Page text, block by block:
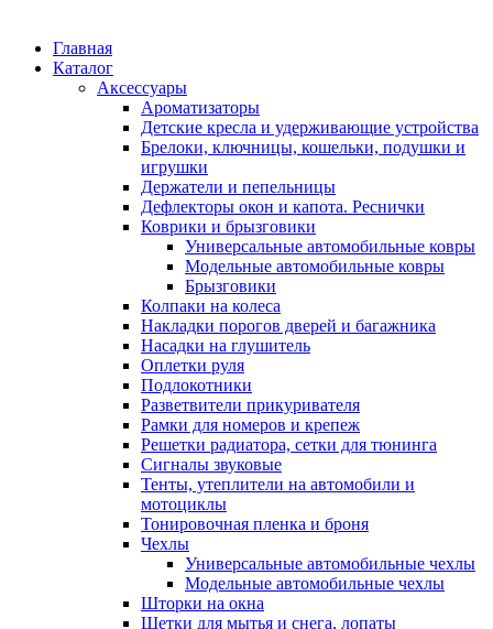
Главная
Каталог
Аксессуары
Ароматизаторы
Детские кресла и удерживающие устройства
Брелоки, ключницы, кошельки, подушки и
игрушки
Держатели и пепельницы
Дефлекторы окон и капота. Реснички
Коврики и брызговики
Универсальные автомобильные ковры
Модельные автомобильные ковры
Брызговики
Колпаки на колеса
Накладки порогов дверей и багажника
Насадки на глушитель
Оплетки руля
Подлокотники
Разветвители прикуривателя
Рамки для номеров и крепеж
Решетки радиатора, сетки для тюнинга
Сигналы звуковые
Тенты, утеплители на автомобили и
мотоциклы
Тонировочная пленка и броня
Чехлы
Универсальные автомобильные чехлы
Модельные автомобильные чехлы
Шторки на окна
Щетки для мытья и снега, лопаты